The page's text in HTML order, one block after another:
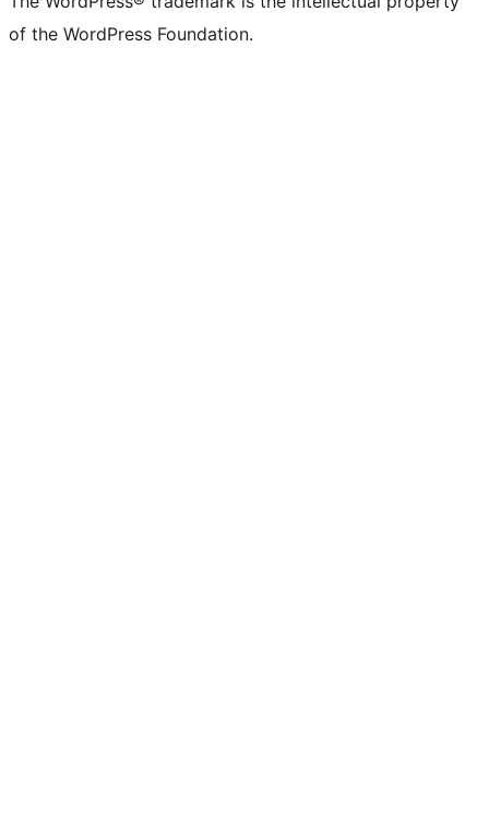
of the WordPress Foundation.